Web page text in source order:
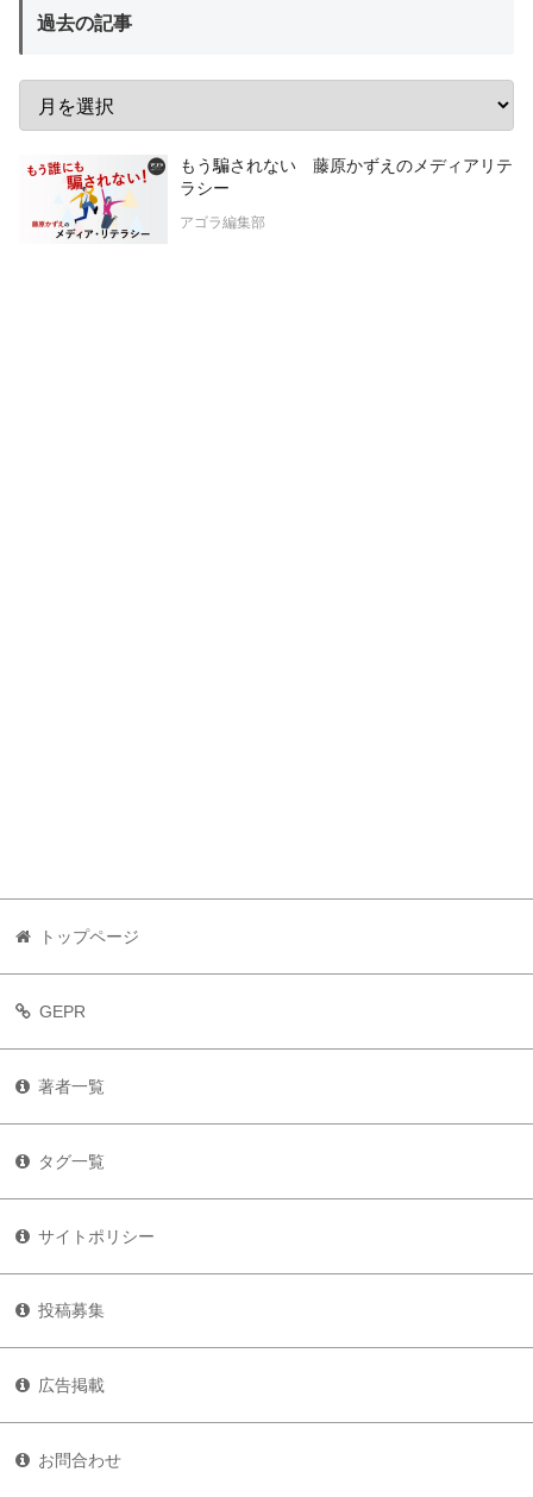
過去の記事
もう騙されない 藤原かずえのメディアリテ
ラシー
アゴラ編集部
トップページ
GEPR
著者一覧
タグ一覧
サイトポリシー
投稿募集
広告掲載
お問合わせ